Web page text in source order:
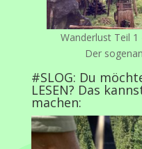
Wanderlust Teil
Der
#SLOG: Du
LESEN? Das
machen: